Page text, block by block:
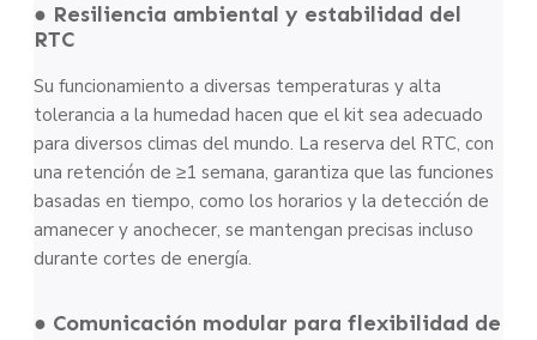
● Resiliencia ambiental y estabilidad del
RTC
Su funcionamiento a diversas temperaturas y alta
tolerancia a la humedad hacen que el kit sea adecuado
para diversos climas del mundo. La reserva del RTC, con
una retención de ≥1 semana, garantiza que las funciones
basadas en tiempo, como los horarios y la detección de
amanecer y anochecer, se mantengan precisas incluso
durante cortes de energía.
● Comunicación modular para flexibilidad de